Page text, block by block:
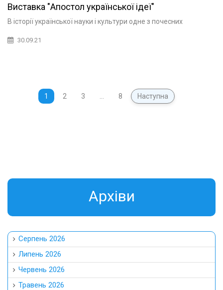
Виставка "Апостол української ідеї"
В історії української науки і культури одне з почесних
30.09.21
1 2 3 8 Наступна
Aрхіви
Серпень 2026
Липень 2026
Червень 2026
Травень 2026